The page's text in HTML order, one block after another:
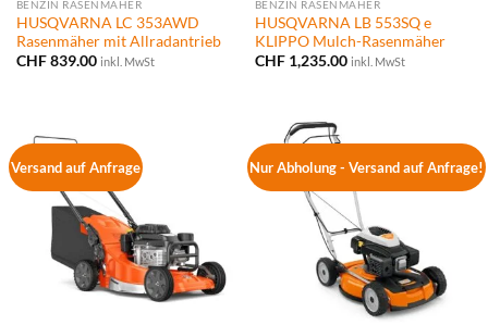
BENZIN RASENMÄHER
HUSQVARNA LC 353AWD
Rasenmäher mit Allradantrieb
CHF839.00 inkl. MwSt
BENZIN RASENMÄHER
HUSQVARNA LB 553SQ e
KLIPPO Mulch-Rasenmäher
CHF1,235.00 inkl. MwSt
Versand auf Anfrage Nur Abholung - Versand auf Anfrage!